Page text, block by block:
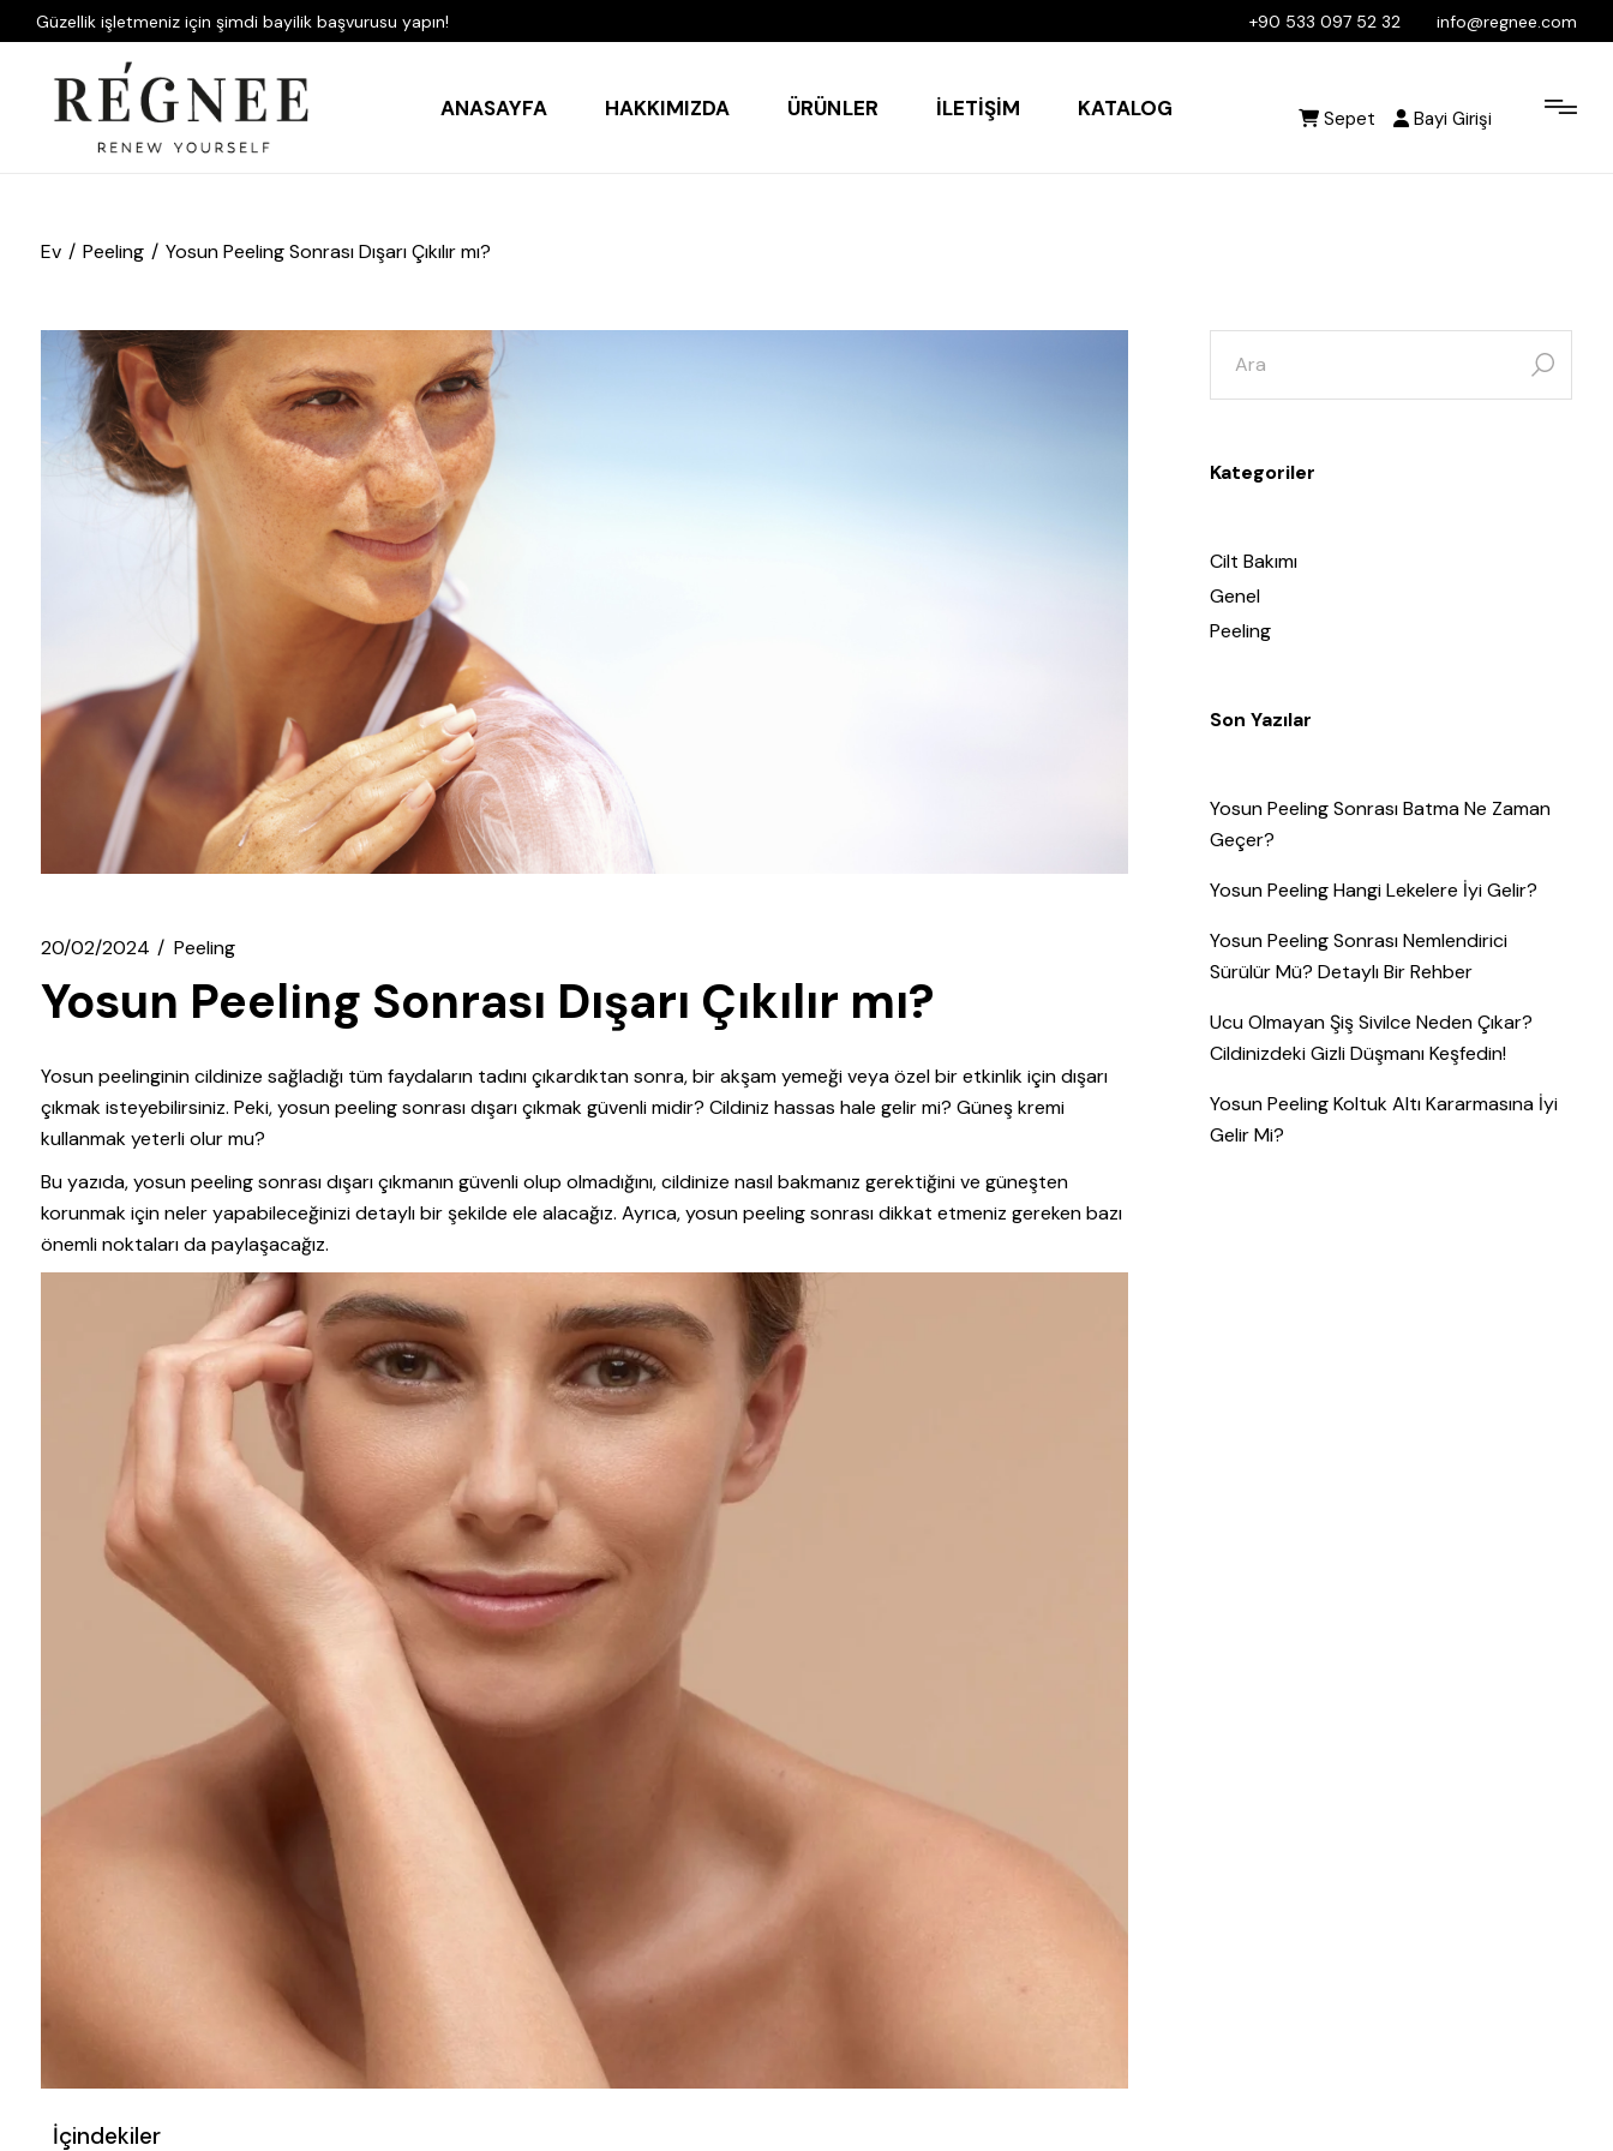
Güzellik işletmeniz için şimdi bayilik başvurusu yapın! +90 533 097 52 32 info@regnee.com
ANASAYFA HAKKIMIZDA ÜRÜNLER İLETIŞIM KATALOG Sepet Bayi Girişi
Ev Peeling Yosun Peeling Sonrası Dışarı Çıkılır mı?
20/02/2024 Peeling
Yosun Peeling Sonrası Dışarı Çıkılır mı?
Yosun peelinginin cildinize sağladığı tüm faydaların tadını çıkardıktan sonra, bir akşam yemeği veya özel bir etkinlik için dışarı
çıkmak isteyebilirsiniz. Peki, yosun peeling sonrası dışarı çıkmak güvenli midir? Cildiniz hassas hale gelir mi? Güneş kremi
kullanmak yeterli olur mu?
Bu yazıda, yosun peeling sonrası dışarı çıkmanın güvenli olup olmadığını, cildinize nasıl bakmanız gerektiğini ve güneşten
korunmak için neler yapabileceğinizi detaylı bir şekilde ele alacağız. Ayrıca, yosun peeling sonrası dikkat etmeniz gereken bazı
önemli noktaları da paylaşacağız.
İçindekiler
Kategoriler
Cilt Bakımı
Genel
Peeling
Son Yazılar
Yosun Peeling Sonrası Batma Ne Zaman
Geçer?
Yosun Peeling Hangi Lekelere İyi Gelir?
Yosun Peeling Sonrası Nemlendirici
Sürülür Mü? Detaylı Bir Rehber
Ucu Olmayan Şiş Sivilce Neden Çıkar?
Cildinizdeki Gizli Düşmanı Keşfedin!
Yosun Peeling Koltuk Altı Kararmasına İyi
Gelir Mi?